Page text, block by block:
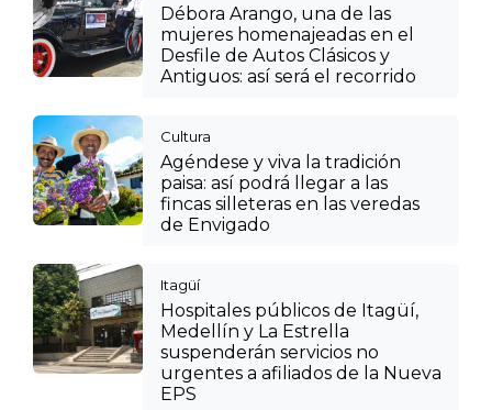
Débora Arango, una de las
mujeres homenajeadas en el
Desfile de Autos Clásicos y
Antiguos: así será el recorrido
Cultura
Agéndese y viva la tradición
paisa: así podrá llegar a las
fincas silleteras en las veredas
de Envigado
Itagüí
Hospitales públicos de Itagüí,
Medellín y La Estrella
suspenderán servicios no
urgentes a afiliados de la Nueva
EPS